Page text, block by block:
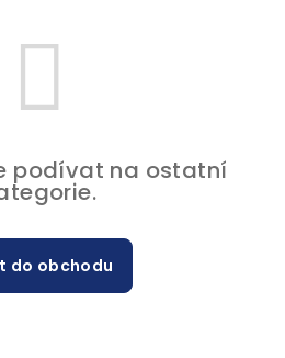
podívat na ostatní
do obchodu